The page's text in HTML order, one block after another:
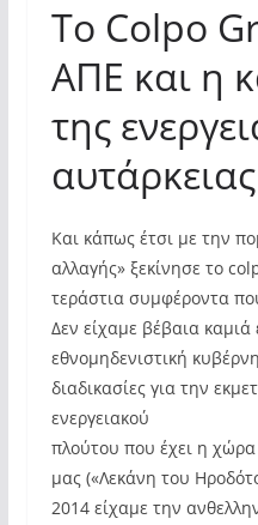
Το Colpo
ΑΠΕ και η
της
αυτάρκειας
Και κάπως έτσι με την
αλλαγής» ξεκίνησε το
τεράστια συμφέροντα
Δεν είχαμε βέβαια καμιά
εθνομηδενιστική
διαδικασίες για την
ενεργειακού
πλούτου που έχει η
μας («Λεκάνη του
2014 είχαμε την